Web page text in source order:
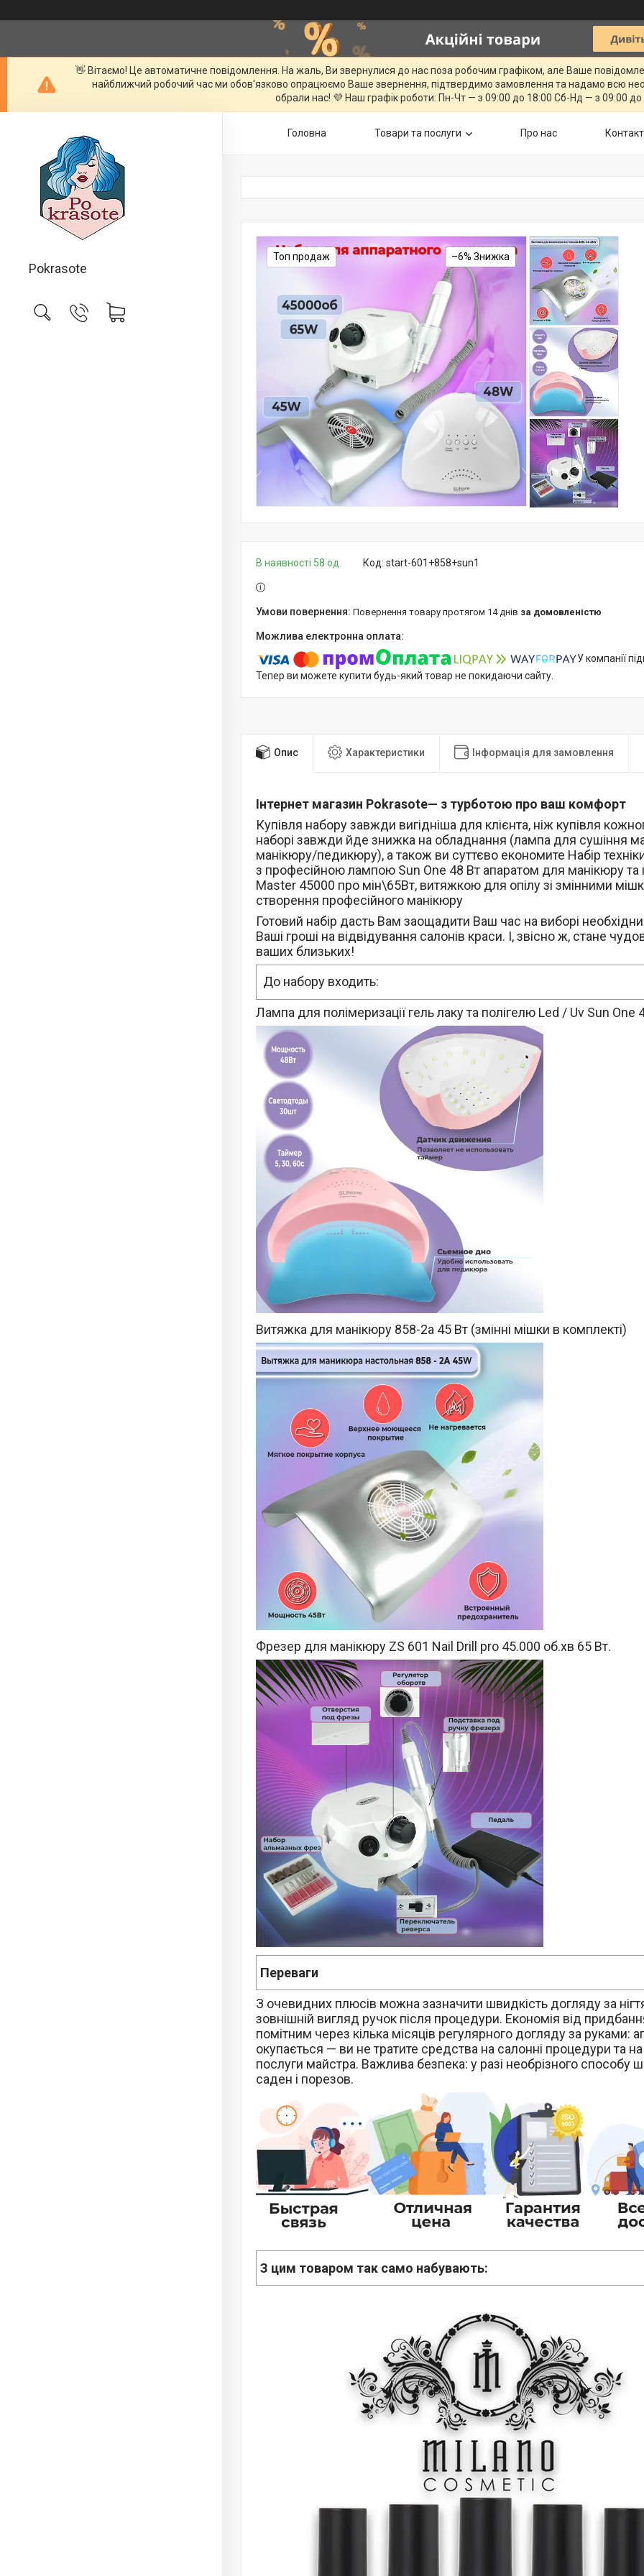
👋 Вітаємо! Це автоматичне повідомлення. На жаль, Ви звернулися до нас поза робочим графіком, але Ваше
найближчий робочий час ми обов'язково опрацюємо Ваше звернення, підтвердимо замовлення та надамо всю
обрали нас! 💜 Наш графік роботи: Пн-Чт — з 09:00 до 18:00 Сб-Нд — з 09:00
Pokrasote
Головна Товари та послуги Про нас
Топ продаж –6%
В наявності 58 од. Код: start-601+858+sun1
повернення товару протягом 14 днів за домовленістю
У компанії
Тепер ви можете купити будь-який товар не покидаючи сайту.
Опис Характеристики Інформація для замовлення
Інтернет магазин Pokrasote— з турботою про ваш комфорт
Купівля набору завжди вигідніша для клієнта, ніж купівля
наборі завжди йде знижка на обладнання (лампа для сушіння
манікюру/педикюру), а також ви суттєво економите Набір
з професійною лампою Sun One 48 Вт апаратом для манікюру та
Master 45000 про мін\65Вт, витяжкою для опілу зі змінними
створення професійного манікюру
Готовий набір дасть Вам заощадити Ваш час на виборі
Ваші гроші на відвідування салонів краси. І, звісно ж, стане
ваших близьких!
До набору входить:
Лампа для полімеризації гель лаку та полігелю Led / Uv Sun One
Витяжка для манікюру 858-2а 45 Вт (змінні мішки в комплекті)
Фрезер для манікюру ZS 601 Nail Drill pro 45.000 об.хв 65 Вт.
Переваги
З очевидних плюсів можна зазначити швидкість догляду за
зовнішній вигляд ручок після процедури. Економія від
помітним через кілька місяців регулярного догляду за руками:
окупається — ви не тратите средства на салонні процедури та
послуги майстра. Важлива безпека: у разі необрізного способу
саден і порезов.
З цим товаром так само набувають: